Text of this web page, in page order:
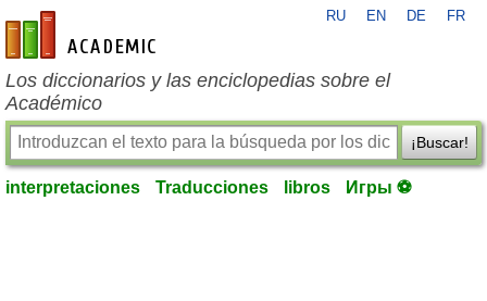
es-academic.com
RU EN DE FR
Los diccionarios y las enciclopedias sobre el
Académico
¡Buscar!
interpretaciones Traducciones libros Игры ⚽